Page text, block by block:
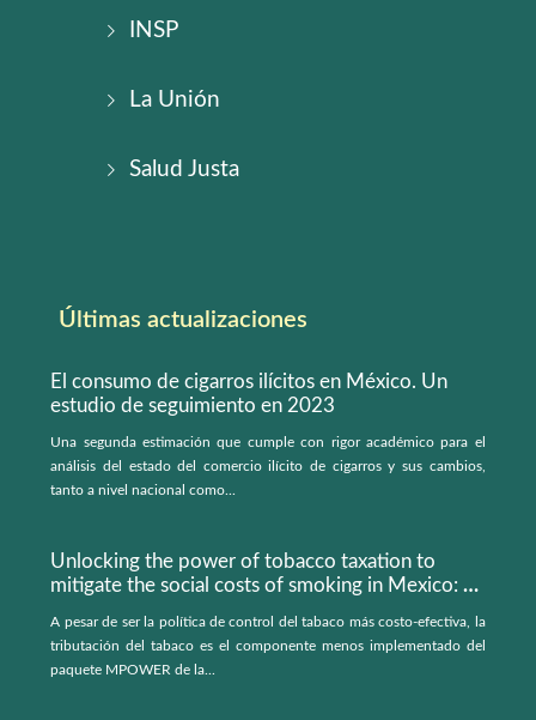
INSP
La Unión
Salud Justa
Últimas actualizaciones
El consumo de cigarros ilícitos en México. Un
estudio de seguimiento en 2023
Una segunda estimación que cumple con rigor académico para el
análisis del estado del comercio ilícito de cigarros y sus cambios,
tanto a nivel nacional como...
Unlocking the power of tobacco taxation to
mitigate the social costs of smoking in Mexico: a
A pesar de ser la política de control del tabaco más costo-efectiva, la
tributación del tabaco es el componente menos implementado del
paquete MPOWER de la...